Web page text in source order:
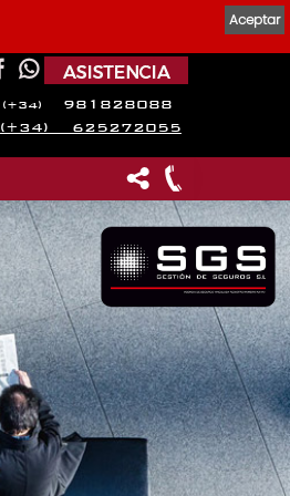
(+34) 981828088
(+34) 625272055
Aceptar